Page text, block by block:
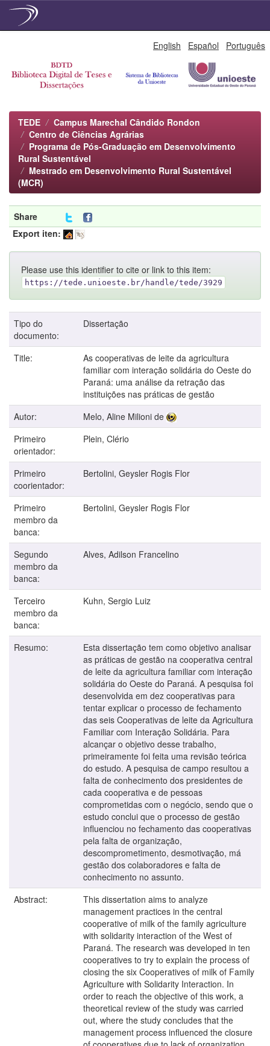
English Español Português
TEDE
Campus Marechal Cândido Rondon
Centro de Ciências Agrárias
Programa de Pós-Graduação em Desenvolvimento
Rural Sustentável
Mestrado em Desenvolvimento Rural Sustentável
(MCR)
Share
Export iten:
Please use this identifier to cite or link to this item:
https://tede.unioeste.br/handle/tede/3929
Tipo do
documento:
Dissertação
Title:
As cooperativas de leite da agricultura
familiar com interação solidária do Oeste do
Paraná: uma análise da retração das
instituições nas práticas de gestão
Autor:
Melo, Aline Milioni de
Primeiro
orientador:
Plein, Clério
Primeiro
coorientador:
Bertolini, Geysler Rogis Flor
Primeiro
membro da
banca:
Bertolini, Geysler Rogis Flor
Segundo
membro da
banca:
Alves, Adilson Francelino
Terceiro
membro da
banca:
Kuhn, Sergio Luiz
Resumo:
Esta dissertação tem como objetivo analisar
as práticas de gestão na cooperativa central
de leite da agricultura familiar com interação
solidária do Oeste do Paraná. A pesquisa foi
desenvolvida em dez cooperativas para
tentar explicar o processo de fechamento
das seis Cooperativas de leite da Agricultura
Familiar com Interação Solidária. Para
alcançar o objetivo desse trabalho,
primeiramente foi feita uma revisão teórica
do estudo. A pesquisa de campo resultou a
falta de conhecimento dos presidentes de
cada cooperativa e de pessoas
comprometidas com o negócio, sendo que o
estudo conclui que o processo de gestão
influenciou no fechamento das cooperativas
pela falta de organização,
descomprometimento, desmotivação, má
gestão dos colaboradores e falta de
conhecimento no assunto.
Abstract:
This dissertation aims to analyze
management practices in the central
cooperative of milk of the family agriculture
with solidarity interaction of the West of
Paraná. The research was developed in ten
cooperatives to try to explain the process of
closing the six Cooperatives of milk of Family
Agriculture with Solidarity Interaction. In
order to reach the objective of this work, a
theoretical review of the study was carried
out, where the study concludes that the
management process influenced the closure